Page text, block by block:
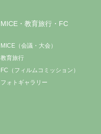
MICE・教育旅行・FC
MICE（会議・大会）
教育旅行
FC（フィルムコミッション）
フォトギャラリー